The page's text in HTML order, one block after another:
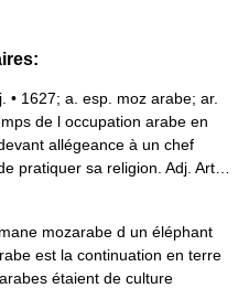
1627; a. esp. moz arabe; ar.
de l occupation arabe en
allégeance à un chef
pratiquer sa religion. Adj. Art…
mozarabe d un éléphant
est la continuation en terre
étaient de culture